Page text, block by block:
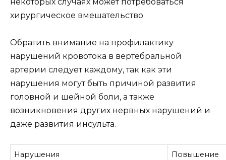
хирургическое вмешательство.
Обратить внимание на профилактику
нарушений кровотока в вертебральной
артерии следует каждому, так как эти
нарушения могут быть причиной развития
головной и шейной боли, а также
возникновения других нервных нарушений и
даже развития инсульта.
Нарушения
Повышение